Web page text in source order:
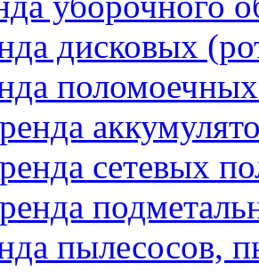
дисковых
сетевых
пылесосов,